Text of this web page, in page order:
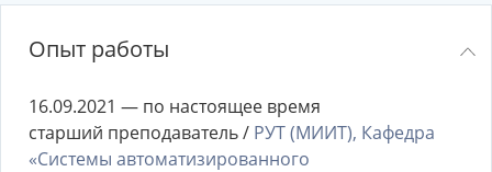
Опыт работы
16.09.2021 — по настоящее время
старший преподаватель / РУТ (МИИТ), Кафедра
«Системы автоматизированного